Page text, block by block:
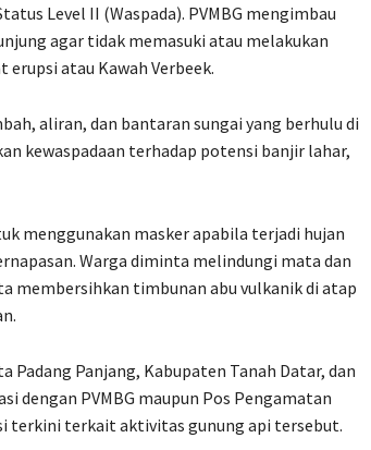
Level II (Waspada). PVMBG mengimbau
agar tidak memasuki atau melakukan
atau Kawah Verbeek.
aliran, dan bantaran sungai yang berhulu di
kewaspadaan terhadap potensi banjir lahar,
menggunakan masker apabila terjadi hujan
Warga diminta melindungi mata dan
membersihkan timbunan abu vulkanik di atap
Panjang, Kabupaten Tanah Datar, dan
dengan PVMBG maupun Pos Pengamatan
terkini terkait aktivitas gunung api tersebut.